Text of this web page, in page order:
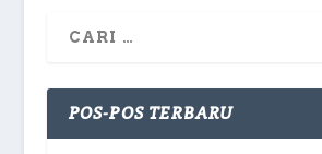
POS-POS TERBARU